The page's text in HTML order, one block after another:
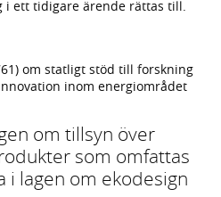
ett tidigare ärende rättas till.
om statligt stöd till forskning
inom energiområdet
om tillsyn över
som omfattas
i lagen om ekodesign